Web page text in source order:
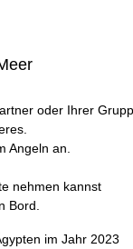
oder Ihrer
Angeln an.
nehmen kannst
Bord.
im Jahr 2023